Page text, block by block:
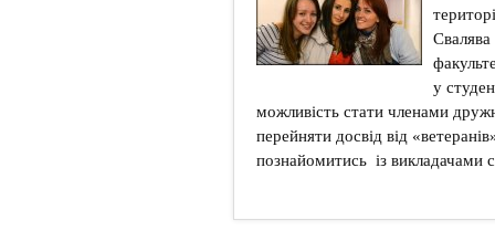
Свалява
у
можливість стати членами
перейняти досвід від
познайомитись із викладачами